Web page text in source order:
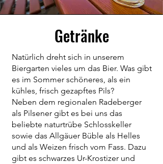
Getränke
Natürlich dreht sich in unserem
Biergarten vieles um das Bier. Was gibt
es im Sommer schöneres, als ein
kühles, frisch gezapftes Pils?
Neben dem regionalen Radeberger
als Pilsener gibt es bei uns das
beliebte naturtrübe Schlosskeller
sowie das Allgäuer Büble als Helles
und als Weizen frisch vom Fass. Dazu
gibt es schwarzes Ur-Krostizer und